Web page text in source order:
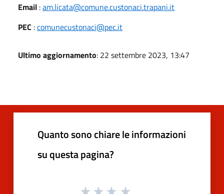
Email :am.licata@comune.custonaci.trapani.it
PEC :comunecustonaci@pec.it
Ultimo aggiornamento: 22 settembre 2023, 13:47
Quanto sono chiare le informazioni
su questa pagina?